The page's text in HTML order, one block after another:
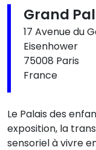
Grand
17 Avenue du
Eisenhower
75008 Paris
France
Le Palais des
exposition, la
sensoriel à vivre